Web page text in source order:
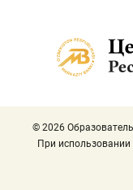
© 2026
При